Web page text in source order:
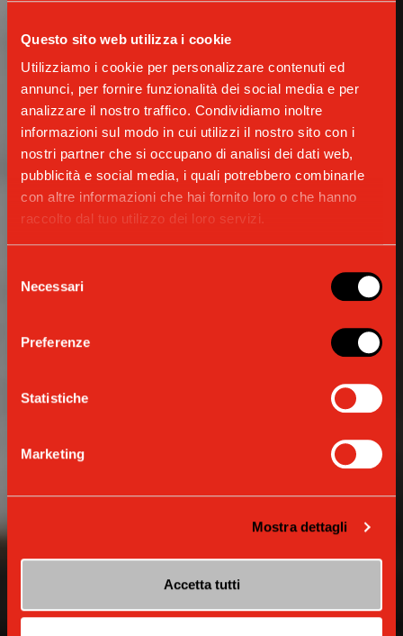
Questo sito web utilizza i cookie
Utilizziamo i cookie per personalizzare contenuti ed
annunci, per fornire funzionalità dei social media e per
analizzare il nostro traffico. Condividiamo inoltre
informazioni sul modo in cui utilizzi il nostro sito con i
nostri partner che si occupano di analisi dei dati web,
pubblicità e social media, i quali potrebbero combinarle
con altre informazioni che hai fornito loro o che hanno
raccolto dal tuo utilizzo dei loro servizi.
delNecessari
Preferenze
Statistiche
Marketing
Mostra dettagli
Accetta tutti